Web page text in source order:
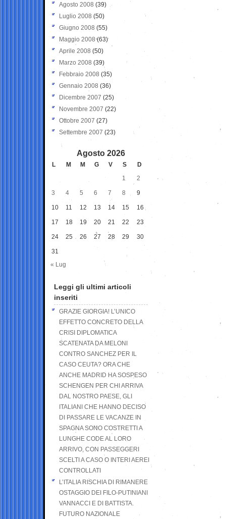
Agosto 2008 (39)
Luglio 2008 (50)
Giugno 2008 (55)
Maggio 2008(63)
Aprile 2008 (50)
Marzo 2008 (39)
Febbraio 2008 (35)
Gennaio 2008 (36)
Dicembre 2007 (25)
Novembre 2007 (22)
Ottobre 2007 (27)
Settembre 2007 (23)
Agosto 2026
L M M G V S
D
1
2
3 4 5 6 7 8 9
10 11 12 13 14 15 16
17 18 19 20 21 22 23
24 25 26 27 28 29 30
31
« Lug
Leggi gli ultimi articoli
inseriti
GRAZIE GIORGIA! L’UNICO
EFFETTO CONCRETO DELLA
CRISI DIPLOMATICA
SCATENATA DA MELONI
CONTRO SANCHEZ PER IL
CASO CEUTA? ORA CHE
ANCHE MADRID HA SOSPESO
SCHENGEN PER CHI ARRIVA
DAL NOSTRO PAESE, GLI
ITALIANI CHE HANNO DECISO
DI PASSARE LE VACANZE IN
SPAGNA SONO COSTRETTI A
LUNGHE CODE AL LORO
ARRIVO, CON PASSEGGERI
SCELTI A CASO O INTERI AEREI
CONTROLLATI
L’ITALIA RISCHIA DI RIMANERE
OSTAGGIO DEI FILO-PUTINIANI
VANNACCI E DI BATTISTA.
FUTURO NAZIONALE